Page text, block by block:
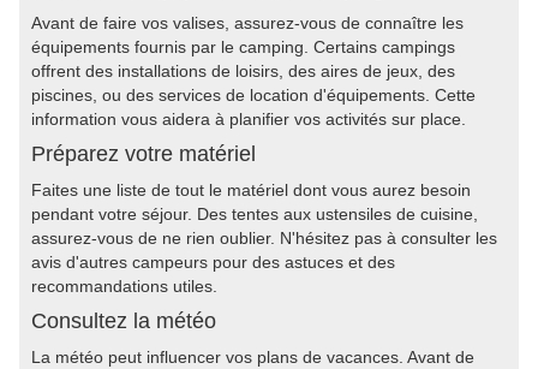
Avant de faire vos valises, assurez-vous de connaître les
équipements fournis par le camping. Certains campings
offrent des installations de loisirs, des aires de jeux, des
piscines, ou des services de location d'équipements. Cette
information vous aidera à planifier vos activités sur place.
Préparez votre matériel
Faites une liste de tout le matériel dont vous aurez besoin
pendant votre séjour. Des tentes aux ustensiles de cuisine,
assurez-vous de ne rien oublier. N'hésitez pas à consulter les
avis d'autres campeurs pour des astuces et des
recommandations utiles.
Consultez la météo
La météo peut influencer vos plans de vacances. Avant de